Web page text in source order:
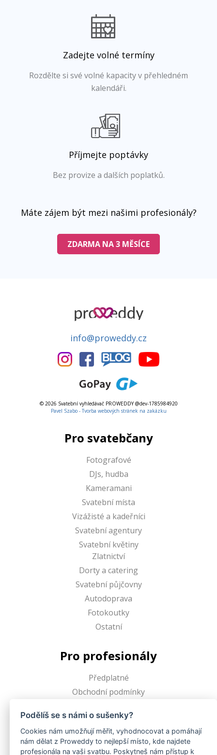
Zadejte volné termíny
Rozdělte si své volné kapacity v přehledném
kalendáři.
Příjmejte poptávky
Bez provize a dalších poplatků.
Máte zájem být mezi našimi profesionály?
ZDARMA NA 3 MĚSÍCE
info@proweddy.cz
© 2026 Svatební vyhledávač PROWEDDY @dev-1785984920
Pavel Szabo - Tvorba webových stránek na zakázku
Pro svatebčany
Fotografové
DJs, hudba
Kameramani
Svatební místa
Vizážisté a kadeřníci
Svatební agentury
Svatební květiny
Zlatnictví
Dorty a catering
Svatební půjčovny
Autodoprava
Fotokoutky
Ostatní
Pro profesionály
Předplatné
Obchodní podmínky
Proweddy
O Proweddy
Podělíš se s námi o sušenky?
Cookies nám umožňují měřit, vyhodnocovat a pomáhají
nám dělat z Proweddy to nejlepší místo, kde najdete
profesionála na vaši svatbu. Poskytneš nám přístup k